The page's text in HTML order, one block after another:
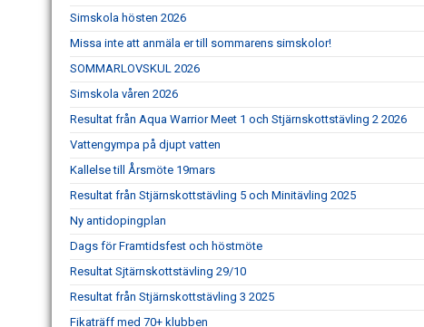
Simskola hösten 2026
Missa inte att anmäla er till sommarens simskolor!
SOMMARLOVSKUL 2026
Simskola våren 2026
Resultat från Aqua Warrior Meet 1 och Stjärnskottstävling 2 2026
Vattengympa på djupt vatten
Kallelse till Årsmöte 19mars
Resultat från Stjärnskottstävling 5 och Minitävling 2025
Ny antidopingplan
Dags för Framtidsfest och höstmöte
Resultat Sjtärnskottstävling 29/10
Resultat från Stjärnskottstävling 3 2025
Fikaträff med 70+ klubben